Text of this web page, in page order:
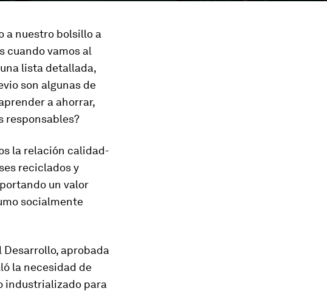
a nuestro bolsillo a
cuando vamos al
lista detallada,
son algunas de
a ahorrar,
responsables?
la relación calidad-
reciclados y
un valor
socialmente
Desarrollo, aprobada
la necesidad de
industrializado para